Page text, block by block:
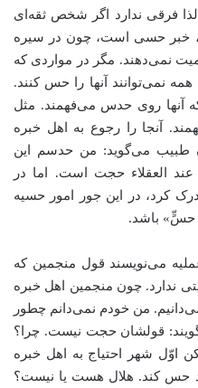
فرقی ندارد اگر شخص ثقه‌ای
خبر حسی است، چون در سیره
نمی‌دهند. مگر در مواردی که
نمی‌توانند آنها را حس کنند.
آنها روی حدس می‌فهمند. مثل
آنجا را رجوع به اهل خبره
طبیب می‌گوید: من حدسم این
العقلاء حجت است. اما در
کرد،‌ در این جور امور حسیه
حسٍّ» باشد.
می‌نویسند قول منجمین که
ندارد. چون منجمین اهل خبره
من خودم نمی‌دانم چطور
قولشان حجت نیست. چرا؟
اوّل شهر احتیاج به اهل خبره
حس کند. هلال هست یا نیست؟